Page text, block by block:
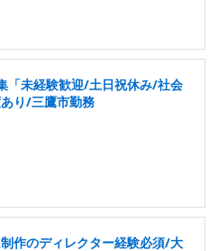
「未経験歓迎/土日祝休み/社会
り/三鷹市勤務
作のディレクター経験必須/大